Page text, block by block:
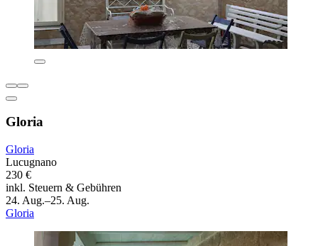
Gloria
Gloria
Lucugnano
230 €
inkl. Steuern & Gebühren
24. Aug.–25. Aug.
Gloria